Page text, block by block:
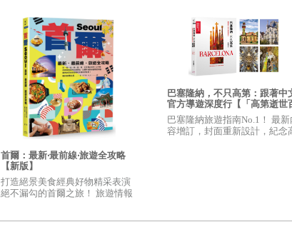
首爾：最新‧最前線‧旅遊全攻略
【新版】
打造絕景美食經典好物精采表演
絕不漏勾的首爾之旅！ 旅遊情報
巴塞隆納，不只高第：跟著中
官方導遊深度行【「高第逝世
週年&聖家堂封頂」增訂新版
附贈4款高第建築精美書卡】
巴塞隆納旅遊指南No.1！ 最新
容增訂，封面重新設計，紀念